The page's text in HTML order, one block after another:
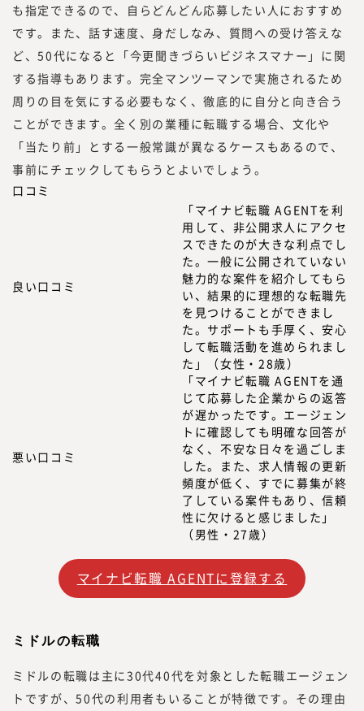
も指定できるので、自らどんどん応募したい人におすすめ
です。また、話す速度、身だしなみ、質問への受け答えな
ど、50代になると「今更聞きづらいビジネスマナー」に関
する指導もあります。完全マンツーマンで実施されるため
周りの目を気にする必要もなく、徹底的に自分と向き合う
ことができます。全く別の業種に転職する場合、文化や
「当たり前」とする一般常識が異なるケースもあるので、
事前にチェックしてもらうとよいでしょう。
口コミ
良い口コミ
「マイナビ転職 AGENTを利
用して、非公開求人にアクセ
スできたのが大きな利点でし
た。一般に公開されていない
魅力的な案件を紹介してもら
い、結果的に理想的な転職先
を見つけることができまし
た。サポートも手厚く、安心
して転職活動を進められまし
た」（女性・28歳）
悪い口コミ
「マイナビ転職 AGENTを通
じて応募した企業からの返答
が遅かったです。エージェン
トに確認しても明確な回答が
なく、不安な日々を過ごしま
した。また、求人情報の更新
頻度が低く、すでに募集が終
了している案件もあり、信頼
性に欠けると感じました」
（男性・27歳）
マイナビ転職 AGENTに登録する
ミドルの転職
ミドルの転職は主に30代40代を対象とした転職エージェン
トですが、50代の利用者もいることが特徴です。その理由